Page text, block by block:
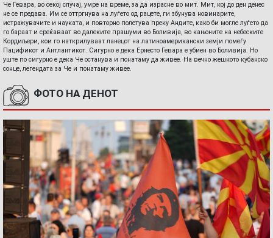
Че Гевара, во секој случај, умре на време, за да израсне во мит. Мит, кој до ден денес
не се предава. Им се оттргнува на луѓето од рацете, ги збунува новинарите,
истражувачите и науката, и повторно полетува преку Андите, како би могле луѓето да
го бараат и среќаваат во далеките прашуми во Боливија, во кањоните на небеските
Кордиљери, кои го наткрилуваат ланецот на латиноамерикански земји помеѓу
Пацификот и Антлантикот. Сигурно е дека Ернесто Гевара е убиен во Боливија. Но
уште по сигурно е дека Че останува и понатаму да живее. На вечно жешкото кубанско
сонце, легендата за Че и понатаму живее.
ФОТО НА ДЕНОТ